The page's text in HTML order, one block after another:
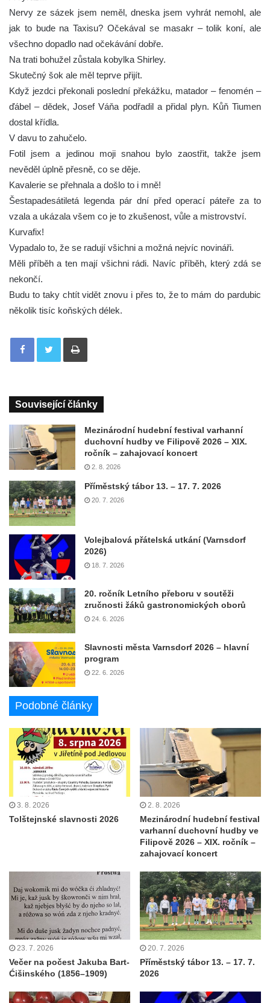
Nervy ze sázek jsem neměl, dneska jsem vyhrát nemohl, ale
jak to bude na Taxisu? Očekával se masakr – tolik koní, ale
všechno dopadlo nad očekávání dobře.
Na trati bohužel zůstala kobylka Shirley.
Skutečný šok ale měl teprve přijít.
Když jezdci překonali poslední překážku, matador – fenomén –
ďábel – dědek, Josef Váňa podřadil a přidal plyn. Kůň Tiumen
dostal křídla.
V davu to zahučelo.
Fotil jsem a jedinou moji snahou bylo zaostřit, takže jsem
nevěděl úplně přesně, co se děje.
Kavalerie se přehnala a došlo to i mně!
Šestapadesátiletá legenda pár dní před operací páteře za to
vzala a ukázala všem co je to zkušenost, vůle a mistrovství.
Kurvafix!
Vypadalo to, že se radují všichni a možná nejvíc novináři.
Měli příběh a ten mají všichni rádi. Navíc příběh, který zdá se
nekončí.
Budu to taky chtít vidět znovu i přes to, že to mám do pardubic
několik tisíc koňských délek.
Tisknout
Související články
Mezinárodní hudební festival varhanní
duchovní hudby ve Filipově 2026 – XIX.
ročník – zahajovací koncert
2. 8. 2026
Příměstský tábor 13. – 17. 7. 2026
20. 7. 2026
Volejbalová přátelská utkání (Varnsdorf
2026)
18. 7. 2026
20. ročník Letního přeboru v soutěži
zručnosti žáků gastronomických oborů
24. 6. 2026
Slavnosti města Varnsdorf 2026 – hlavní
program
22. 6. 2026
Podobné články
3. 8. 2026
Tolštejnské slavnosti 2026
2. 8. 2026
Mezinárodní hudební festival
varhanní duchovní hudby ve
Filipově 2026 – XIX. ročník –
zahajovací koncert
23. 7. 2026
Večer na počest Jakuba Bart-
Ćišinského (1856–1909)
20. 7. 2026
Příměstský tábor 13. – 17. 7.
2026